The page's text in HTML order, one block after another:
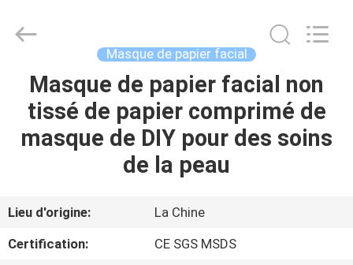
MAISON
PRODUITS
PROPOS
DE
Reserved.
Masque de papier facial
Masque de papier facial non
tissé de papier comprimé de
masque de DIY pour des soins
de la peau
Lieu d'origine:
La Chine
Certification:
CE SGS MSDS